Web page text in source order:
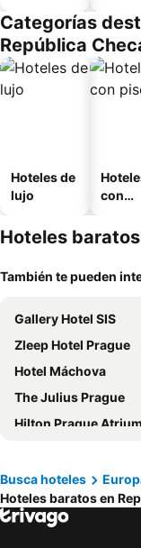
Categorías
República
Hoteles de
lujo
con
Hoteles
También te pueden
Gallery Hotel SIS
Zleep Hotel Prague
Hotel Máchova
The Julius Prague
Hilton Prague Atrium
Vienna House by Wyndham
K+K Hotel Fenix
BoHo Prague Hotel
Busca hoteles
Hoteles baratos en